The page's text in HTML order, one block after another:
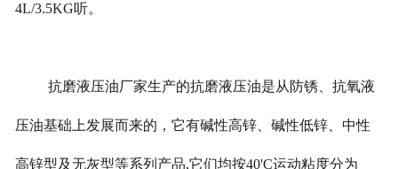
4L/3.5KG听。
抗磨液压油厂家生产的抗磨液压油是从防锈、抗氧液
压油基础上发展而来的，它有碱性高锌、碱性低锌、中性
高锌型及无灰型等系列产品,它们均按40'C运动粘度分为